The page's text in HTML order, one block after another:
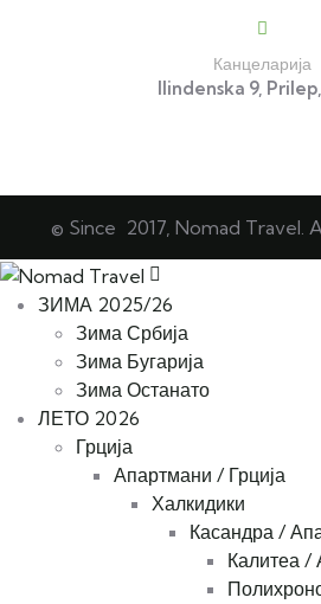
Канцеларија
Ilindenska 9,
© Since 2017, Nomad Travel.
ЗИМА 2025/26
Зима Србија
Зима Бугарија
Зима Останато
ЛЕТО 2026
Грција
Апартмани / Грција
Халкидики
Касандра /
Калитеа /